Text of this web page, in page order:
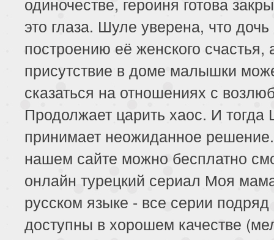
это глаза. Шуле уверена, что
построению её женского счастья,
присутствие в доме малышки
сказаться на отношениях с
Продолжает царить хаос. И тогда
принимает неожиданное
нашем сайте можно бесплатно
онлайн турецкий сериал Моя
русском языке - все серии подряд
доступны в хорошем качестве